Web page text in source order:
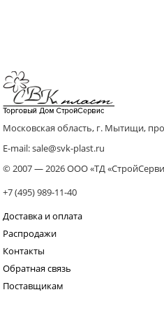
Московская область, г. Мытищи,
E-mail: sale@svk-plast.ru
© 2007 — 2026 ООО «ТД
+7 (495) 989-11-40
Доставка и оплата
Распродажи
Контакты
Обратная связь
Поставщикам